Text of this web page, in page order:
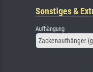
Sonstiges &
Aufhängung
Zackenaufhänger